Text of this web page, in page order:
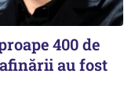
400 de
au fost